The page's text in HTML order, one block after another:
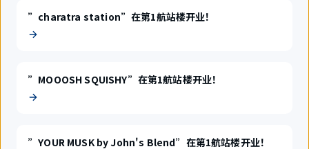
”charatra station”在第1航站楼开业！
”MOOOSH SQUISHY”在第1航站楼开业！
”YOUR MUSK by John's Blend”在第1航站楼开业！